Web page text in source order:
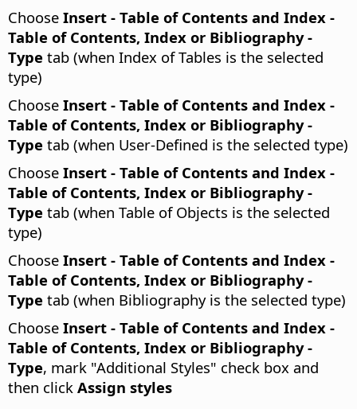
Choose Insert - Table of Contents and Index -
Table of Contents, Index or Bibliography -
Type tab (when Index of Tables is the selected
type)
Choose Insert - Table of Contents and Index -
Table of Contents, Index or Bibliography -
Type tab (when User-Defined is the selected type)
Choose Insert - Table of Contents and Index -
Table of Contents, Index or Bibliography -
Type tab (when Table of Objects is the selected
type)
Choose Insert - Table of Contents and Index -
Table of Contents, Index or Bibliography -
Type tab (when Bibliography is the selected type)
Choose Insert - Table of Contents and Index -
Table of Contents, Index or Bibliography -
Type, mark "Additional Styles" check box and
then click Assign styles